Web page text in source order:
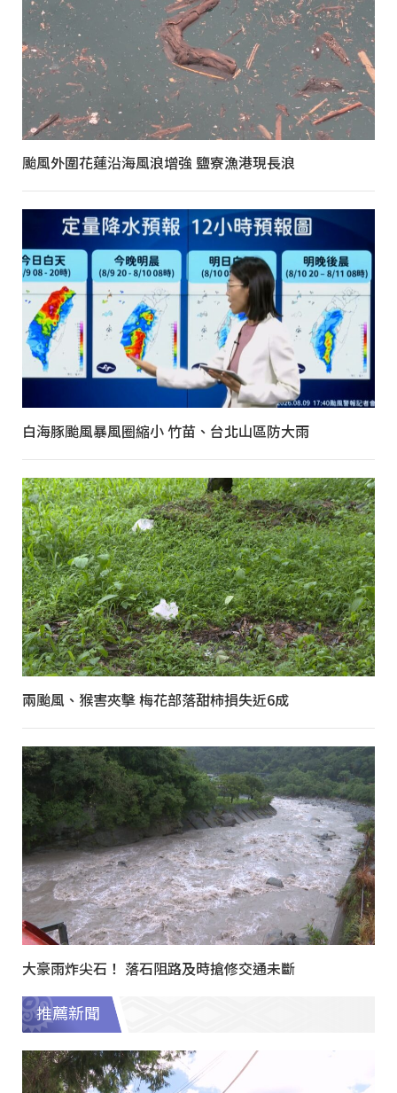
颱風外圍花蓮沿海風浪增強 鹽寮漁港現長浪
白海豚颱風暴風圈縮小 竹苗、台北山區防大雨
兩颱風、猴害夾擊 梅花部落甜柿損失近6成
大豪雨炸尖石！ 落石阻路及時搶修交通未斷
推薦新聞